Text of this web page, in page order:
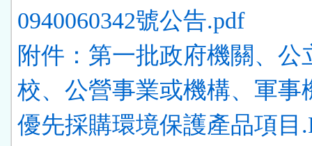
0940060342號公告.pdf
附件：第一批政府機關、公
校、公營事業或機構、軍事
優先採購環境保護產品項目